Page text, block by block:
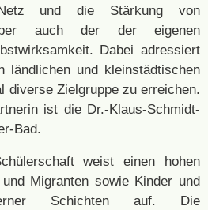
und die Stärkung von
aber auch der der eigenen
Dabei adressiert
ländlichen und kleinstädtischen
diverse Zielgruppe zu erreichen.
ist die Dr.-Klaus-Schmidt-
Bad.
weist einen hohen
Migranten sowie Kinder und
Schichten auf.
Die